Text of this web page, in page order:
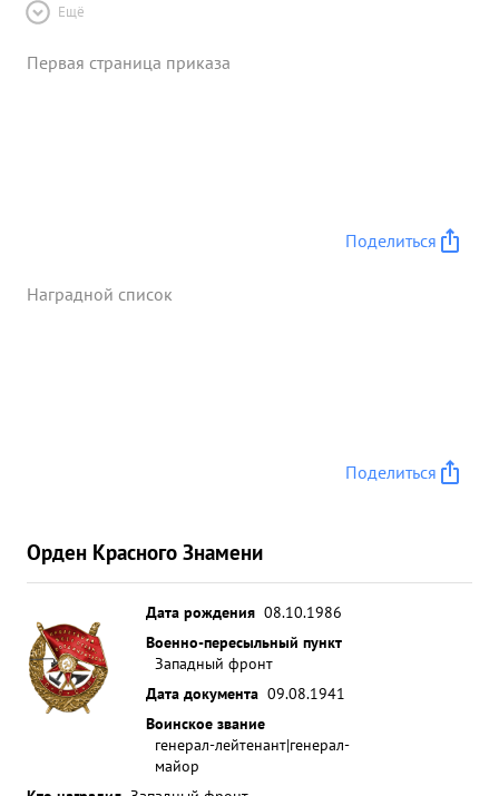
Ещё
Первая страница приказа
Поделиться
Наградной список
Поделиться
Орден Красного Знамени
Дата рождения 08.10.1986
Военно-пересыльный пункт
Западный фронт
Дата документа 09.08.1941
Воинское звание
генерал-лейтенант|генерал-
майор